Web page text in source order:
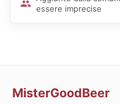
essere imprecise
MisterGoodBeer